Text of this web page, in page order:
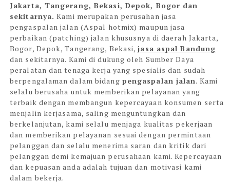
Jakarta, Tangerang, Bekasi, Depok, Bogor dan
sekitarnya. Kami merupakan perusahan jasa
pengaspalan jalan (Aspal hotmix) maupun jasa
perbaikan (patching) jalan khususnya di daerah Jakarta,
Bogor, Depok, Tangerang, Bekasi,jasa aspal Bandung
dan sekitarnya. Kami di dukung oleh Sumber Daya
peralatan dan tenaga kerja yang spesialis dan sudah
berpengalaman dalam bidang pengaspalan jalan. Kami
selalu berusaha untuk memberikan pelayanan yang
terbaik dengan membangun kepercayaan konsumen serta
menjalin kerjasama, saling menguntungkan dan
berkelanjutan, kami selalu menjaga kualitas pekerjaan
dan memberikan pelayanan sesuai dengan permintaan
pelanggan dan selalu menerima saran dan kritik dari
pelanggan demi kemajuan perusahaan kami. Kepercayaan
dan kepuasan anda adalah tujuan dan motivasi kami
dalam bekerja.